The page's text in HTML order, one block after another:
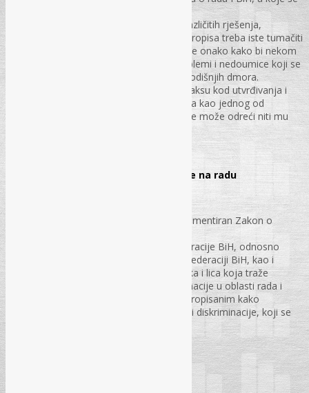
u praksi se pojavilo mnogo nedoumica, različitih rješenja,
mišljenja i tumačenja. Prilikom primjene propisa treba iste tumačiti
i primjenjivati onako kako su napisani, a ne onako kako bi nekom
odgovaralo. Analizirani su svi poznati problemi i nedoumice koji se
pojavljuju u praksi vezano za korištenje godišnjih dmora.
Ponuđena rješenja trebala bi ujednačit praksu kod utvrđivanja i
korištenja prava na godišnji odmor radnika kao jednog od
temeljnih prava radnika, kojeg se radnik ne može odreći niti mu
Diskriminacija, uznemiravanje i nasilje na radu
U članku se analizira način na koji je implementiran Zakon o
Hercegovini u radno zakonodavstvo Federacije BiH, odnosno
Zakon o radu, kao opšti propis o radu u Federaciji BiH, kao i
nužnost upoznavanja poslodavaca, radnika i lica koja traže
zaposlenje sa pojavnim oblicima diskriminacije u oblasti rada i
instrumentima zaštite od diskriminacije, propisanim kako
Zakonom o radu tako Zakonom o zabrani diskriminacije, koji se